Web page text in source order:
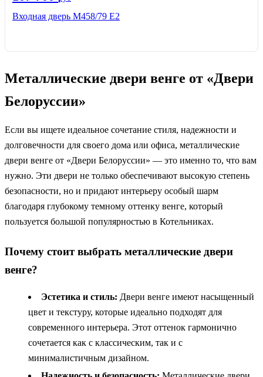
Входная дверь М458/79 Е2
Металлические двери венге от «Двери
Белоруссии»
Если вы ищете идеальное сочетание стиля, надежности и
долговечности для своего дома или офиса, металлические
двери венге от «Двери Белоруссии» — это именно то, что вам
нужно. Эти двери не только обеспечивают высокую степень
безопасности, но и придают интерьеру особый шарм
благодаря глубокому темному оттенку венге, который
пользуется большой популярностью в Котельниках.
Почему стоит выбрать металлические двери
венге?
Эстетика и стиль: Двери венге имеют насыщенный
цвет и текстуру, которые идеально подходят для
современного интерьера. Этот оттенок гармонично
сочетается как с классическим, так и с
минималистичным дизайном.